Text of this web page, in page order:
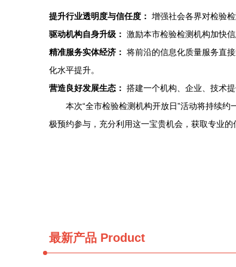
提升行业透明度与信任度： 增强社会各界对检验
驱动机构自身升级： 激励本市检验检测机构加快
精准服务实体经济： 将前沿的信息化质量服务直
化水平提升。
营造良好发展生态： 搭建一个机构、企业、技术
本次“全市检验检测机构开放日”活动将持续
极预约参与，充分利用这一宝贵机会，获取专业
最新产品 Product